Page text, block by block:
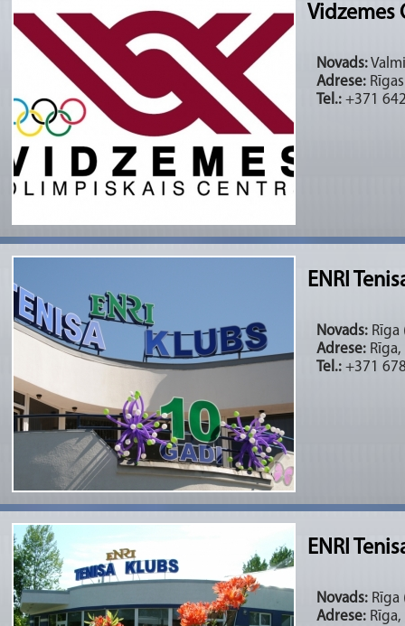
Vidzemes
Novads:
Adrese:
Tel.: +371
ENRI
Novads: Rīga
Adrese:
Tel.: +371
ENRI
Novads: Rīga
Adrese: